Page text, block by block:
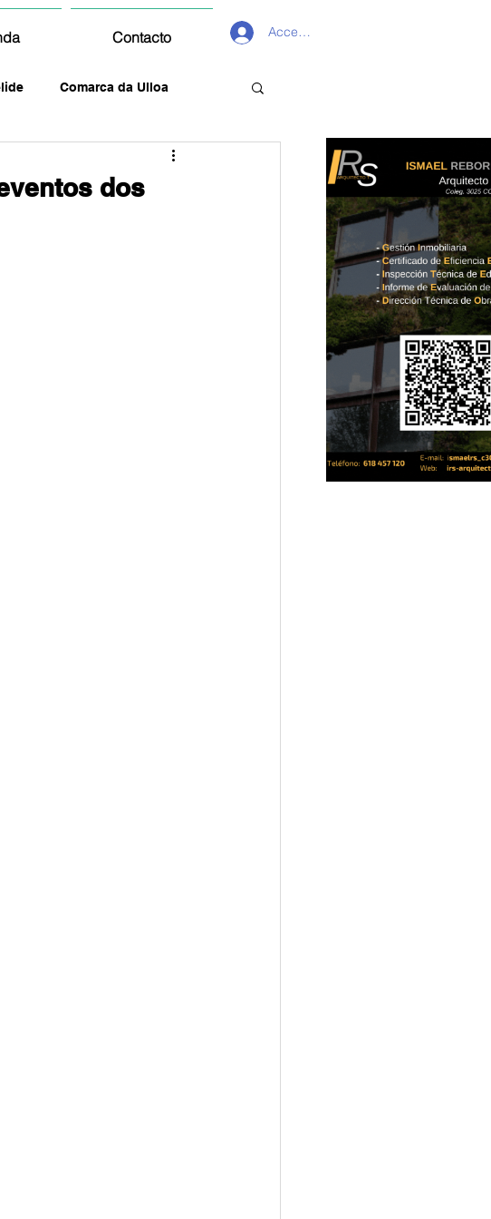
Contacto Acceder
Comarca da Ulloa
dos